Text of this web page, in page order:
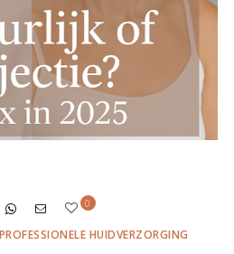
0
PROFESSIONELE HUIDVERZORGING